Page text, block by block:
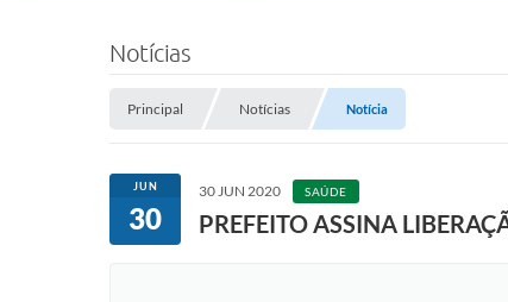
Notícias
Principal Notícias Notícia
JUN
30
30 JUN 2020 SAÚDE
PREFEITO ASSINA